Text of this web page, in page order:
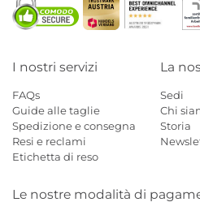
I nostri servizi
FAQs
Guide alle taglie
Spedizione e consegna
Resi e reclami
Etichetta di reso
La
Sedi
Chi
Storia
Le nostre modalità di